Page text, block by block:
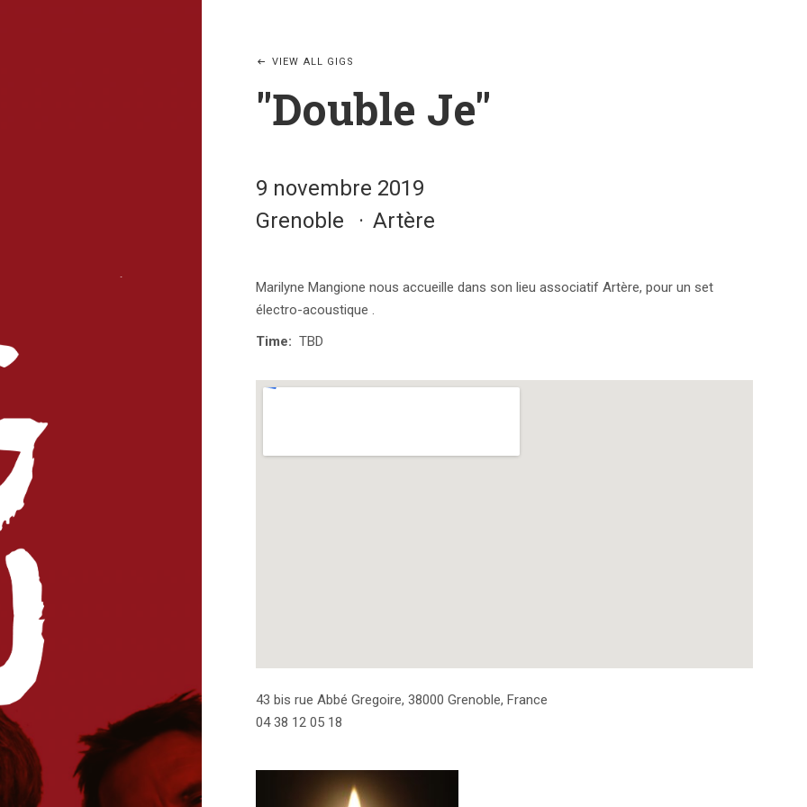
"Double Je"
9 novembre 2019
Grenoble
Artère
VIEW ALL GIGS
Marilyne Mangione nous accueille dans son lieu associatif Artère, pour un set
électro-acoustique .
Time
TBD
Venue Details
Address
43 bis rue Abbé Gregoire, 38000 Grenoble, France
04 38 12 05 18